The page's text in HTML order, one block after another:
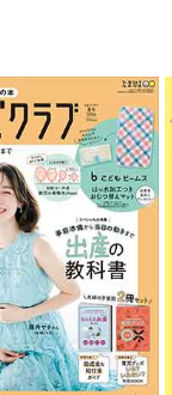
合病院に通う
知山線に乗って
に着くような生活
なる日は実家に泊
していました」
妊娠がわかりま
てから産休をと
うに、大きなおな